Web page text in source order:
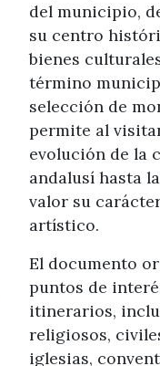
del municipio,
su centro
bienes
término
selección de
permite al
evolución de la
andalusí hasta
valor su
artístico.
El documento
puntos de
itinerarios,
religiosos,
iglesias,